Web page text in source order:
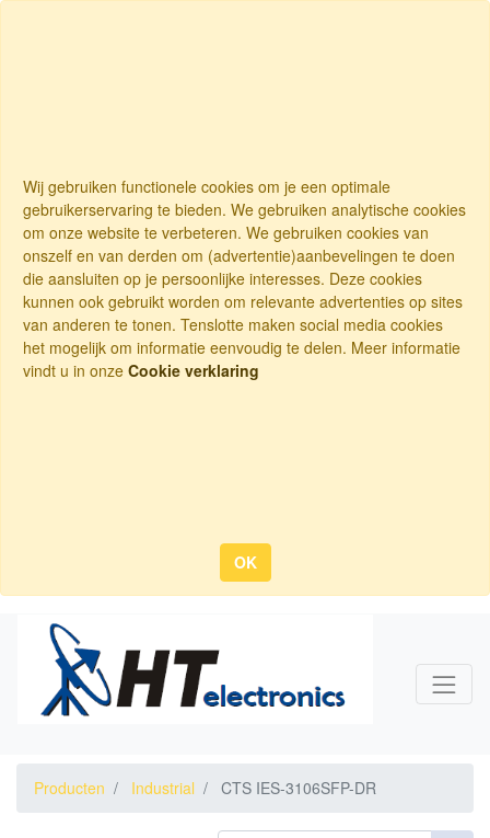
Wij gebruiken functionele cookies om je een optimale
gebruikerservaring te bieden. We gebruiken analytische cookies
om onze website te verbeteren. We gebruiken cookies van
onszelf en van derden om (advertentie)aanbevelingen te doen
die aansluiten op je persoonlijke interesses. Deze cookies
kunnen ook gebruikt worden om relevante advertenties op sites
van anderen te tonen. Tenslotte maken social media cookies
het mogelijk om informatie eenvoudig te delen. Meer informatie
vindt u in onze Cookie verklaring
OK
Producten Industrial CTS IES-3106SFP-DR